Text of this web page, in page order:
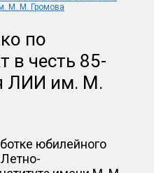
по
в честь 85-
ЛИИ им. М.
юбилейного